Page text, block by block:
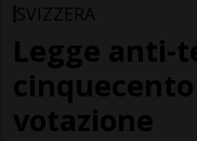
SVIZZERA
Legge anti-
votazione